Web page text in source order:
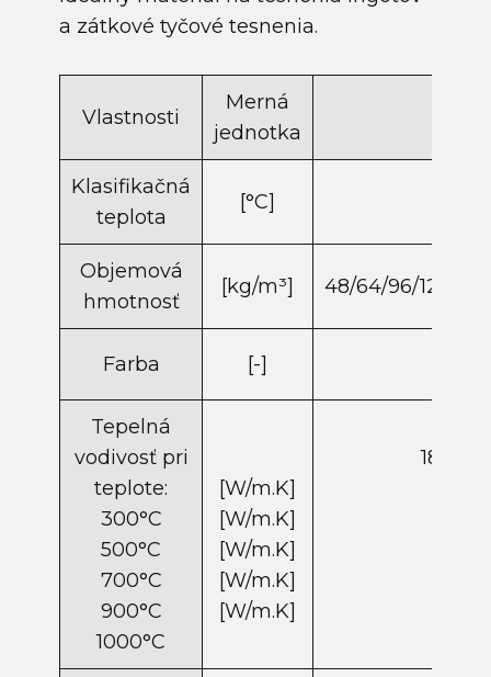
a zátkové tyčové tesnenia.
Vlastnosti
Merná
jednotka
Klasifikačná
teplota
[°C]
Objemová
hmotnosť
[kg/m​³] 48/64/96/128/
Farba [-]
Tepelná
vodivosť pri
teplote:
300°C
500°C
700°C
900°C
1000°C
[W/m.K]
[W/m.K]
[W/m.K]
[W/m.K]
[W/m.K]
180